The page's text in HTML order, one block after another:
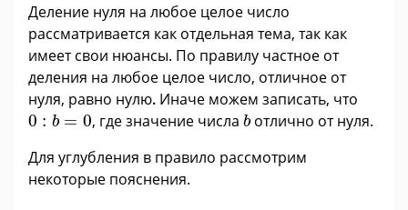
Деление нуля на любое целое число
рассматривается как отдельная тема, так как
имеет свои нюансы. По правилу частное от
деления на любое целое число, отличное от
нуля, равно нулю. Иначе можем записать, что
0 : b = 0
0:b= 0 , где значение числа b
bотлично от нуля.
Для углубления в правило рассмотрим
некоторые пояснения.